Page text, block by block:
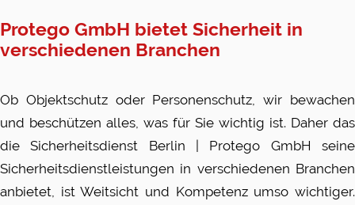
Protego GmbH bietet Sicherheit in
verschiedenen Branchen
Ob Objektschutz oder Personenschutz, wir bewachen
und beschützen alles, was für Sie wichtig ist. Daher das
die Sicherheitsdienst Berlin | Protego GmbH seine
Sicherheitsdienstleistungen in verschiedenen Branchen
anbietet, ist Weitsicht und Kompetenz umso wichtiger.